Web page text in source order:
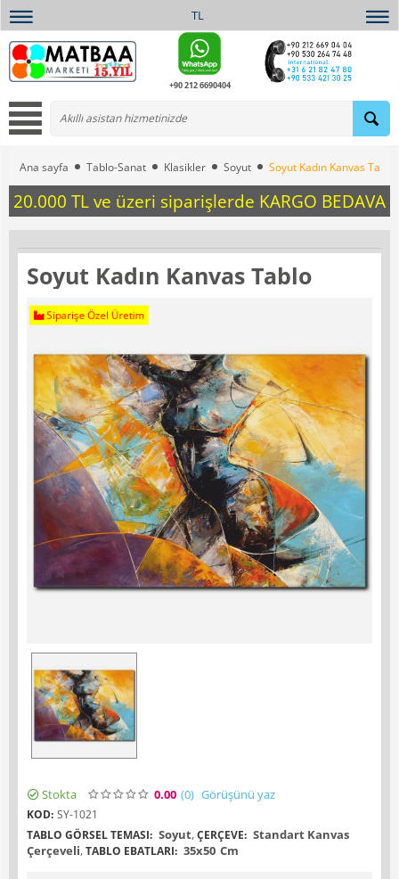
TL
+90 212 6690404
Ana sayfa Tablo-Sanat Klasikler Soyut Soyut Kadın Kanvas Tablo
20.000 TL ve üzeri siparişlerde KARGO BEDAVA
Soyut Kadın Kanvas Tablo
Siparişe Özel Üretim
Stokta 0.00 (0) Görüşünü yaz
KOD: SY-1021
TABLO GÖRSEL TEMASI: Soyut,ÇERÇEVE: Standart Kanvas
Çerçeveli,TABLO EBATLARI: 35x50 Cm